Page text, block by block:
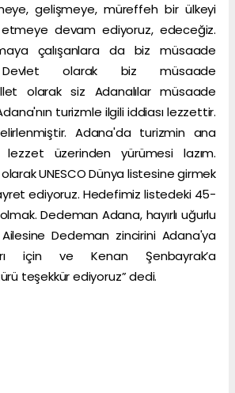
gelişmeye, müreffeh bir ülkeyi
devam ediyoruz, edeceğiz.
çalışanlara da biz müsaade
Devlet olarak biz müsaade
olarak siz Adanalılar müsaade
turizmle ilgili iddiası lezzettir.
Adana'da turizmin ana
üzerinden yürümesi lazım.
UNESCO Dünya listesine girmek
ediyoruz. Hedefimiz listedeki 45-
Dedeman Adana, hayırlı uğurlu
Dedeman zincirini Adana'ya
için ve Kenan Şenbayrak’a
teşekkür ediyoruz” dedi.